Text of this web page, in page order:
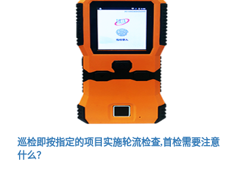
巡检即按指定的项目实施轮流检查,首检需要注意
什么？